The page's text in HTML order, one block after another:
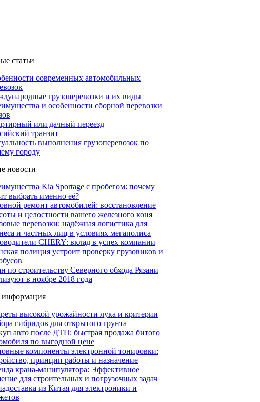
статьи
современных автомобильных
грузоперевозки и их виды
и особенности сборной перевозки
или дачный переезд
транзит
выполнения грузоперевозок по
городу
новости
Kia Sportage с пробегом: почему
выбрать именно её?
ремонт автомобилей: восстановление
и целостности вашего железного коня
перевозки: надёжная логистика для
и частных лиц в условиях мегаполиса
CHERY: вклад в успех компании
полиция устроит проверку грузовиков и
по строительству Северного обхода Рязани
в ноябре 2018 года
информация
высокой урожайности лука и критерии
гибридов для открытого грунта
авто после ДТП: быстрая продажа битого
по выгодной цене
компоненты электронной тонировки:
принцип работы и назначение
крана-манипулятора: Эффективное
для строительных и погрузочных задач
из Китая для электроники и